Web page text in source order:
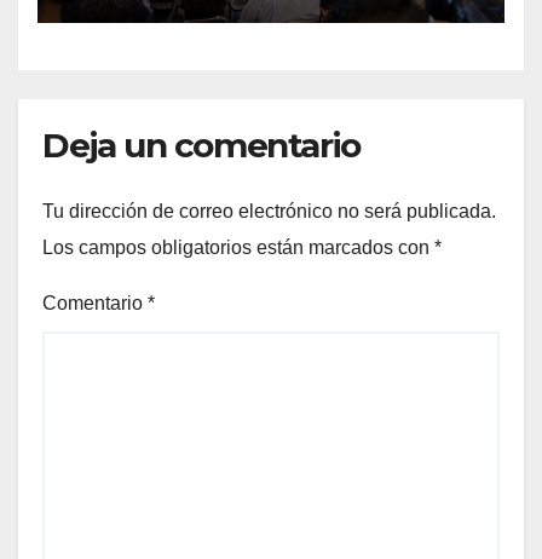
julio
Deja un comentario
Tu dirección de correo electrónico no será publicada.
Los campos obligatorios están marcados con *
Comentario *